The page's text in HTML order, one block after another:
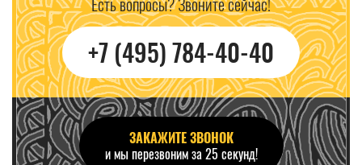
+7 (495) 784-40-40
ЗАКАЖИТЕ ЗВОНОК
и мы перезвоним за 25 секунд!